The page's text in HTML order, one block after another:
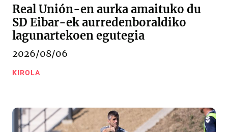
Real Unión-en aurka amaituko du
SD Eibar-ek aurredenboraldiko
lagunartekoen egutegia
2026/08/06
KIROLA